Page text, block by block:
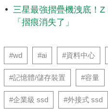
三星最強摺疊機洩底！
「摺痕消失了」
#wd #ai #資料中心
#記憶體/儲存裝置 #容量
#企業級 ssd #外接式 ssd